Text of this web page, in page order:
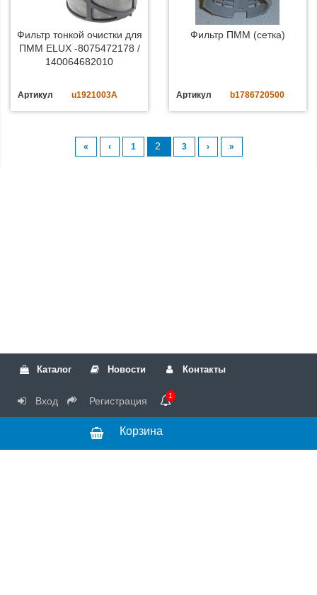
Фильтр тонкой очистки для
ПММ ELUX -8075472178 /
140064682010
Артикул u1921003A
Фильтр ПММ (сетка)
Артикул b1786720500
« ‹ 1 2 3 › »
Каталог Новости Контакты
Вход Регистрация 1
Корзина